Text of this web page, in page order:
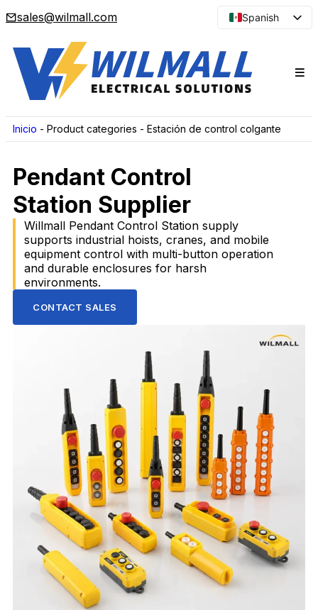
sales@wilmall.com
Spanish
Arabic
French
Japanese
Inicio - Product categories - Estación de control colgante
Pendant Control
Station Supplier
Willmall Pendant Control Station supply
supports industrial hoists, cranes, and mobile
equipment control with multi-button operation
and durable enclosures for harsh
environments.
CONTACT SALES